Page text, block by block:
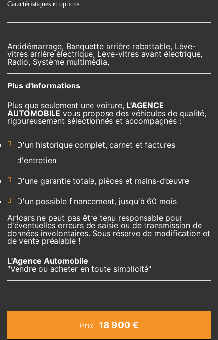
Caractéristiques et options
Antidémarrage, Banquette arrière rabattable, Lève-
vitres arrière électrique, Lève-vitres avant électrique,
Radio, Système multimédia,
Plus d'informations
Plus que seulement une voiture, L'AGENCE
AUTOMOBILE vous propose des véhicules de qualité,
rigoureusement sélectionnés et accompagnés :
D'un historique complet, carnet et factures
d'entretien
D'une garantie totale, pièces et mains-d’œuvre
D'un possible financement, jusqu'à 60 mois
Artcars ne peut pas être tenu responsable pour
d'éventuelles erreurs de saisie ou de transmission de
données involontaires. Sous réserve de modification et
de vente préalable !
L'Agence Automobile
"Vendre ou acheter en toute simplicité"
Prix 18 900 €